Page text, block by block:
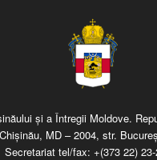
şi a Întregii Moldove.
Chişinău, MD – 2004, str.
Secretariat tel/fax: +(373 22)